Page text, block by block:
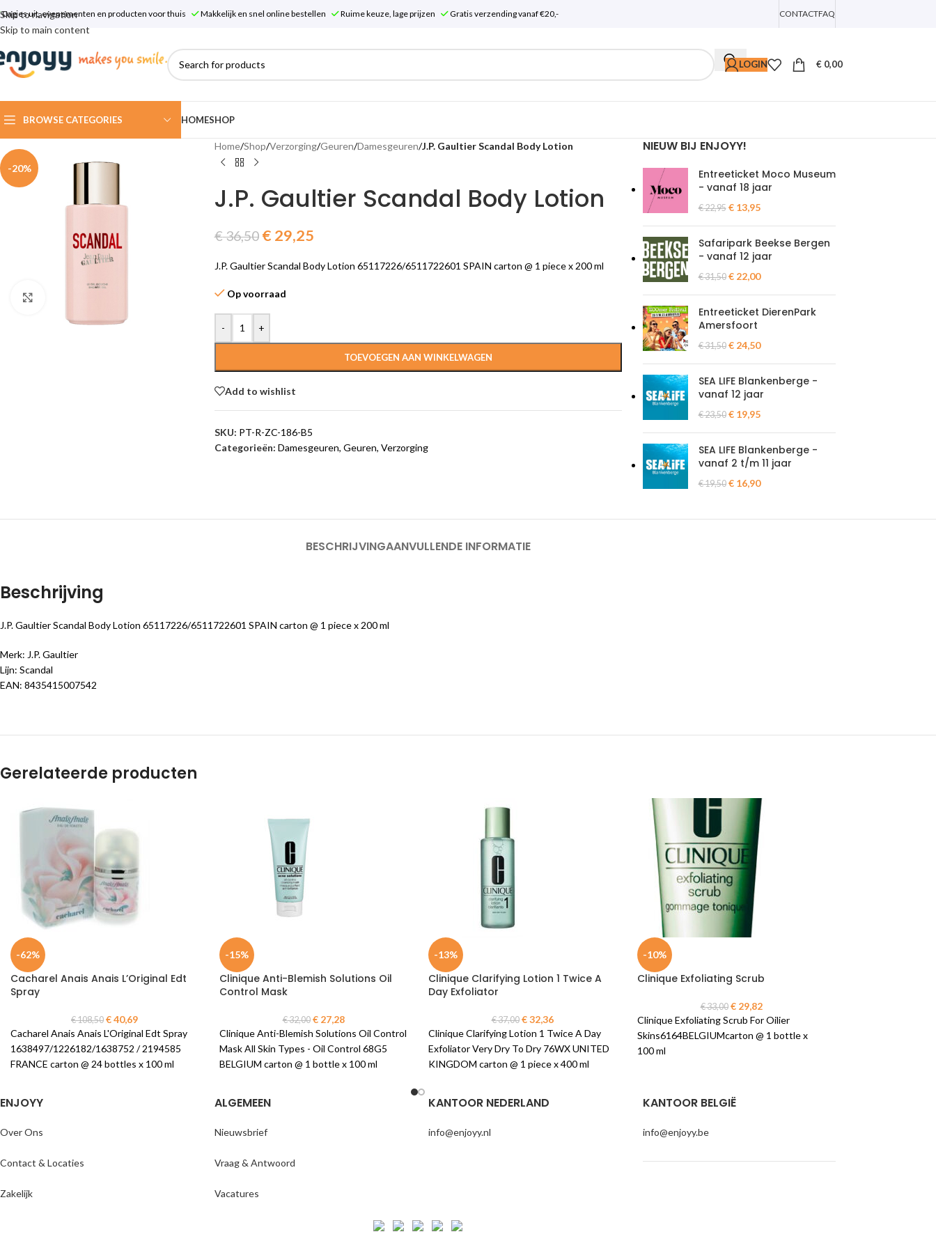
Skip to navigation
Skip to main content
Dagjes uit, evenementen en producten voor thuis Makkelijk en snel online bestellen Ruime keuze, lage prijzen Gratis verzending vanaf €20,- CONTACTFAQ
LOGIN € 0,00
BROWSE CATEGORIES HOMESHOP
-20%
Home/Shop/Verzorging/Geuren/Damesgeuren/J.P. Gaultier Scandal Body Lotion
J.P. Gaultier Scandal Body Lotion
€36,50 € 29,25
J.P. Gaultier Scandal Body Lotion 65117226/6511722601 SPAIN carton @ 1 piece x 200 ml
Op voorraad
- +
TOEVOEGEN AAN WINKELWAGEN
Add to wishlist
SKU: PT-R-ZC-186-B5
Categorieën: Damesgeuren, Geuren, Verzorging
NIEUW BIJ ENJOYY!
Entreeticket Moco Museum
- vanaf 18 jaar
€22,95 €13,95
Safaripark Beekse Bergen
- vanaf 12 jaar
€31,50 €22,00
Entreeticket DierenPark
Amersfoort
€31,50 €24,50
SEA LIFE Blankenberge -
vanaf 12 jaar
€23,50 €19,95
SEA LIFE Blankenberge -
vanaf 2 t/m 11 jaar
€19,50 €16,90
BESCHRIJVINGAANVULLENDE INFORMATIE
Beschrijving
J.P. Gaultier Scandal Body Lotion 65117226/6511722601 SPAIN carton @ 1 piece x 200 ml
Merk: J.P. Gaultier
Lijn: Scandal
EAN: 8435415007542
Gerelateerde producten
-62%
Cacharel Anais Anais L’Original Edt
Spray
€108,50 €40,69
Cacharel Anais Anais L'Original Edt Spray
1638497/1226182/1638752 / 2194585
FRANCE carton @ 24 bottles x 100 ml
-15%
Clinique Anti-Blemish Solutions Oil
Control Mask
€32,00 €27,28
Clinique Anti-Blemish Solutions Oil Control
Mask All Skin Types - Oil Control 68G5
BELGIUM carton @ 1 bottle x 100 ml
-13%
Clinique Clarifying Lotion 1 Twice A
Day Exfoliator
€37,00 €32,36
Clinique Clarifying Lotion 1 Twice A Day
Exfoliator Very Dry To Dry 76WX UNITED
KINGDOM carton @ 1 piece x 400 ml
-10%
Clinique Exfoliating Scrub
€33,00 €29,82
Clinique Exfoliating Scrub For Oilier
Skins6164BELGIUMcarton @ 1 bottle x
100 ml
ENJOYY
Over Ons
Contact & Locaties
Zakelijk
ALGEMEEN
Nieuwsbrief
Vraag & Antwoord
Vacatures
KANTOOR NEDERLAND
info@enjoyy.nl
KANTOOR BELGIË
info@enjoyy.be